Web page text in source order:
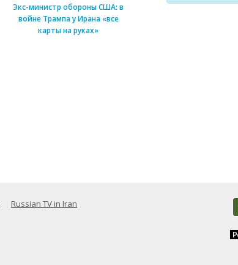
Экс-министр обороны США: в
войне Трампа у Ирана «все
карты на руках»
Russian TV in Iran